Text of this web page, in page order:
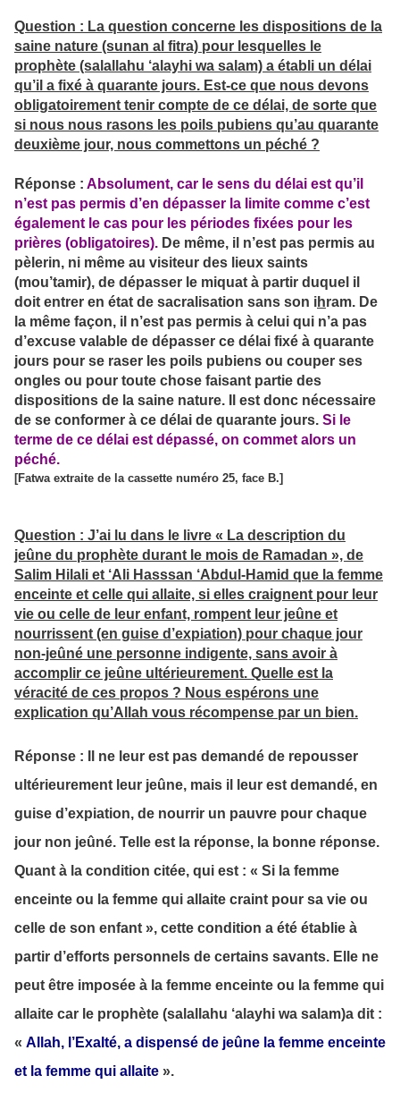
Question : La question concerne les dispositions de la
saine nature (sunan al fitra) pour lesquelles le
prophète (salallahu ‘alayhi wa salam) a établi un délai
qu’il a fixé à quarante jours. Est-ce que nous devons
obligatoirement tenir compte de ce délai, de sorte que
si nous nous rasons les poils pubiens qu’au quarante
deuxième jour, nous commettons un péché ?
Réponse : Absolument, car le sens du délai est qu’il
n’est pas permis d’en dépasser la limite comme c’est
également le cas pour les périodes fixées pour les
prières (obligatoires). De même, il n’est pas permis au
pèlerin, ni même au visiteur des lieux saints
(mou’tamir), de dépasser le miquat à partir duquel il
doit entrer en état de sacralisation sans son ihram. De
la même façon, il n’est pas permis à celui qui n’a pas
d’excuse valable de dépasser ce délai fixé à quarante
jours pour se raser les poils pubiens ou couper ses
ongles ou pour toute chose faisant partie des
dispositions de la saine nature. Il est donc nécessaire
de se conformer à ce délai de quarante jours. Si le
terme de ce délai est dépassé, on commet alors un
péché.
[Fatwa extraite de la cassette numéro 25, face B.]
Question : J’ai lu dans le livre « La description du
jeûne du prophète durant le mois de Ramadan », de
Salim Hilali et ‘Ali Hasssan ‘Abdul-Hamid que la femme
enceinte et celle qui allaite, si elles craignent pour leur
vie ou celle de leur enfant, rompent leur jeûne et
nourrissent (en guise d’expiation) pour chaque jour
non-jeûné une personne indigente, sans avoir à
accomplir ce jeûne ultérieurement. Quelle est la
véracité de ces propos ? Nous espérons une
explication qu’Allah vous récompense par un bien.
Réponse :
Il ne leur est pas demandé de repousser
ultérieurement leur jeûne, mais il leur est demandé, en
guise d’expiation, de nourrir un pauvre pour chaque
jour non jeûné. Telle est la réponse, la bonne réponse.
Quant à la condition citée, qui est : « Si la femme
enceinte ou la femme qui allaite craint pour sa vie ou
celle de son enfant », cette condition a été établie à
partir d’efforts personnels de certains savants. Elle ne
peut être imposée à la femme enceinte ou la femme qui
allaite car le prophète (salallahu ‘alayhi wa salam)a dit :
« Allah, l’Exalté, a dispensé de jeûne la femme enceinte
et la femme qui allaite ».